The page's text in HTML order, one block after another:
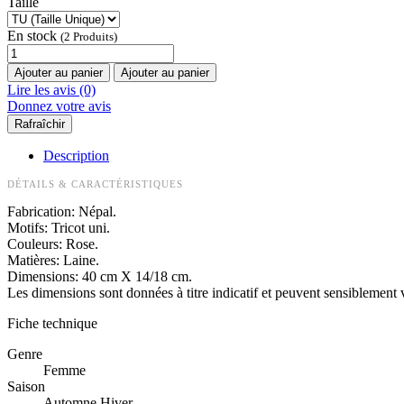
En stock (2 Produits)
Ajouter au panier Ajouter au panier
Lire les avis (0)
Donnez votre avis
Description
DÉTAILS & CARACTÉRISTIQUES
Fabrication: Népal.
Motifs: Tricot uni.
Couleurs: Rose.
Matières: Laine.
Dimensions: 40 cm X 14/18 cm.
Les dimensions sont données à titre indicatif et peuvent sensiblement
Fiche technique
Genre
Femme
Saison